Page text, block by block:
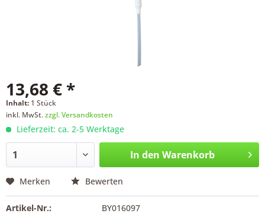
13,68 € *
Inhalt: 1 Stück
inkl. MwSt.zzgl. Versandkosten
Lieferzeit: ca. 2-5 Werktage
In den Warenkorb
Merken Bewerten
Artikel-Nr.: BY016097